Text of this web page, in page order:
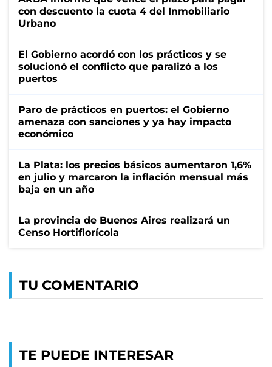
con descuento la cuota 4 del Inmobiliario
Urbano
El Gobierno acordó con los prácticos y se
solucionó el conflicto que paralizó a los
puertos
Paro de prácticos en puertos: el Gobierno
amenaza con sanciones y ya hay impacto
económico
La Plata: los precios básicos aumentaron 1,6%
en julio y marcaron la inflación mensual más
baja en un año
La provincia de Buenos Aires realizará un
Censo Hortiflorícola
TU COMENTARIO
TE PUEDE INTERESAR